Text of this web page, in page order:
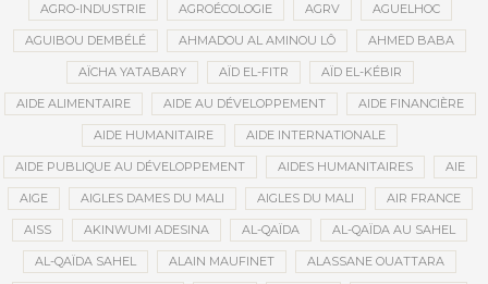
AGRO-INDUSTRIE AGROÉCOLOGIE AGRV AGUELHOC
AGUIBOU DEMBÉLÉ AHMADOU AL AMINOU LÔ AHMED BABA
AÏCHA YATABARY AÏD EL-FITR AÏD EL-KÉBIR
AIDE ALIMENTAIRE AIDE AU DÉVELOPPEMENT AIDE FINANCIÈRE
AIDE HUMANITAIRE AIDE INTERNATIONALE
AIDE PUBLIQUE AU DÉVELOPPEMENT AIDES HUMANITAIRES AIE
AIGE AIGLES DAMES DU MALI AIGLES DU MALI AIR FRANCE
AISS AKINWUMI ADESINA AL-QAÏDA AL-QAÏDA AU SAHEL
AL-QAÏDA SAHEL ALAIN MAUFINET ALASSANE OUATTARA